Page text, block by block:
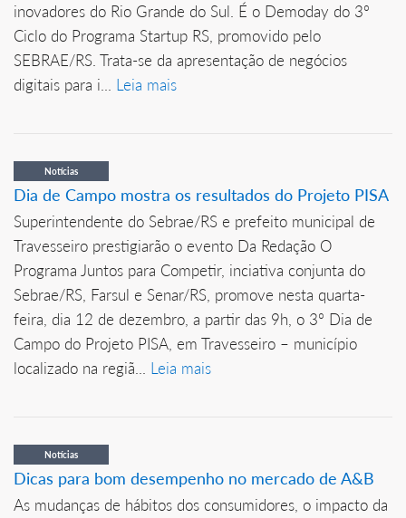
inovadores do Rio Grande do Sul. É o Demoday do 3º
Ciclo do Programa Startup RS, promovido pelo
SEBRAE/RS. Trata-se da apresentação de negócios
digitais para i... Leia mais
Notícias
Dia de Campo mostra os resultados do Projeto PISA
Superintendente do Sebrae/RS e prefeito municipal de
Travesseiro prestigiarão o evento Da Redação O
Programa Juntos para Competir, inciativa conjunta do
Sebrae/RS, Farsul e Senar/RS, promove nesta quarta-
feira, dia 12 de dezembro, a partir das 9h, o 3º Dia de
Campo do Projeto PISA, em Travesseiro – município
localizado na regiã... Leia mais
Notícias
Dicas para bom desempenho no mercado de A&B
As mudanças de hábitos dos consumidores, o impacto da